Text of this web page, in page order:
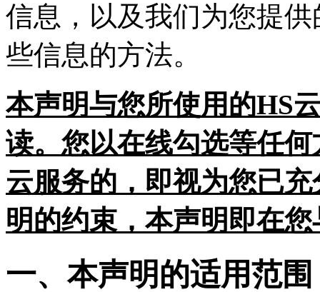
信息，以及我们为您提
些信息的方法。
本声明与您所使用的HS
读。您以在线勾选等任
云服务的，即视为您已
明的约束，本声明即在
一、本声明的适用范围